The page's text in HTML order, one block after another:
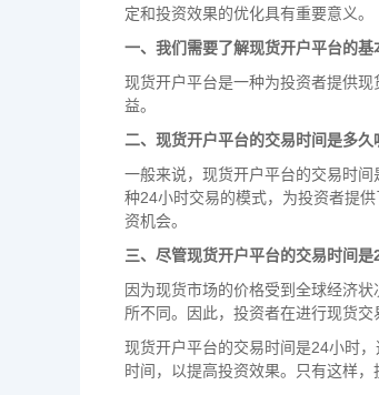
定和投资效果的优化具有重要意义。
一、我们需要了解现货开户平台的基
现货开户平台是一种为投资者提供
益。
二、现货开户平台的交易时间是多久
一般来说，现货开户平台的交易时
种24小时交易的模式，为投资者提
资机会。
三、尽管现货开户平台的交易时间
因为现货市场的价格受到全球经济
所不同。因此，投资者在进行现货
现货开户平台的交易时间是24小时
时间，以提高投资效果。只有这样